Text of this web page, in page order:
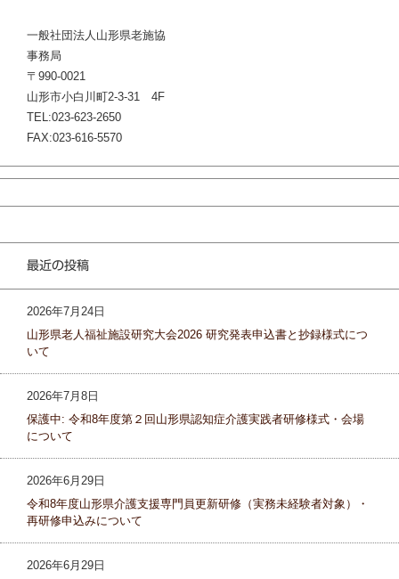
一般社団法人山形県老施協
事務局
〒990-0021
山形市小白川町2‐3‐31 4F
TEL:023‐623‐2650
FAX:023‐616‐5570
最近の投稿
2026年7月24日
山形県老人福祉施設研究大会2026 研究発表申込書と抄録様式につ
いて
2026年7月8日
保護中: 令和8年度第２回山形県認知症介護実践者研修様式・会場
について
2026年6月29日
令和8年度山形県介護支援専門員更新研修（実務未経験者対象）・
再研修申込みについて
2026年6月29日